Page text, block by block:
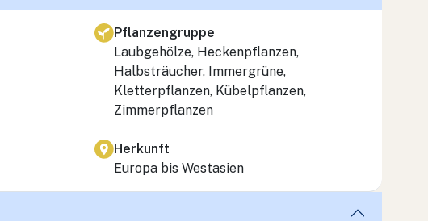
Pflanzengruppe
Laubgehölze, Heckenpflanzen,
Halbsträucher, Immergrüne,
Kletterpflanzen, Kübelpflanzen,
Zimmerpflanzen
Herkunft
Europa bis Westasien